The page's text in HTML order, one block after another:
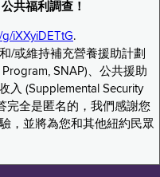
共福利調查！
iXXyiDETtG.
/或維持補充營養援助計劃
SNAP)、公共援助
入 (Supplemental Security
完全是匿名的，我們感謝您
，並將為您和其他紐約民眾